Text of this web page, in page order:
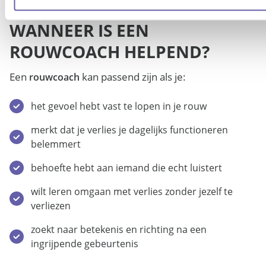
WANNEER IS EEN
ROUWCOACH HELPEND?
Een rouwcoach kan passend zijn als je:
het gevoel hebt vast te lopen in je rouw
merkt dat je verlies je dagelijks functioneren
belemmert
behoefte hebt aan iemand die echt luistert
wilt leren omgaan met verlies zonder jezelf te
verliezen
zoekt naar betekenis en richting na een
ingrijpende gebeurtenis